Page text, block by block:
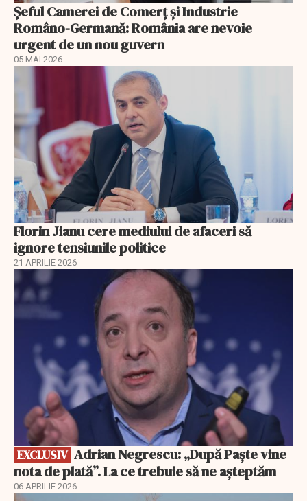
Șeful Camerei de Comerț și Industrie
Româno-Germană: România are nevoie
urgent de un nou guvern
05 MAI 2026
Florin Jianu cere mediului de afaceri să
ignore tensiunile politice
21 APRILIE 2026
EXCLUSIV
EXCLUSIV
nota de plată”. La ce trebuie să ne așteptăm
06 APRILIE 2026